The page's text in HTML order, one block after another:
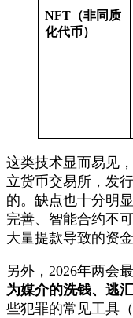
NFT（非同质
化代币）
这类技术显而易见
立货币交易所，发
的。缺点也十分明
完善、智能合约不
大量提款导致的资
另外，2026年两会
为媒介的洗钱、逃
些犯罪的常见工具